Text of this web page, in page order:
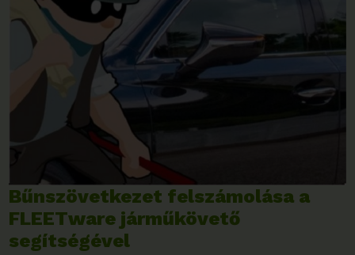
Bűnszövetkezet felszámolása a
FLEETware járműkövető
segítségével